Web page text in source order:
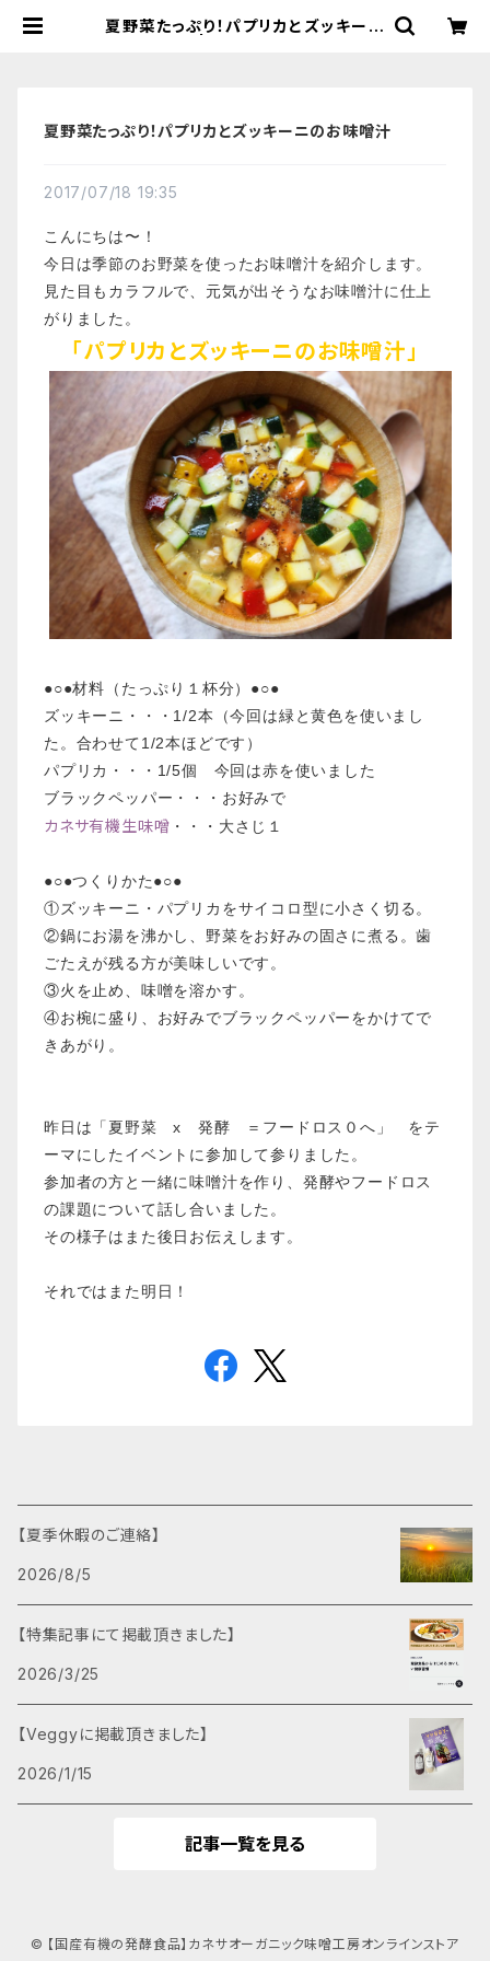
夏野菜たっぷり！パプリカとズッキーニ
夏野菜たっぷり！パプリカとズッキーニのお味噌汁
2017/07/18 19:35
こんにちは〜！
今日は季節のお野菜を使ったお味噌汁を紹介します。
見た目もカラフルで、元気が出そうなお味噌汁に仕上
がりました。
「パプリカとズッキーニのお味噌汁」
●○●材料（たっぷり１杯分）●○●
ズッキーニ・・・1/2本（今回は緑と黄色を使いまし
た。合わせて1/2本ほどです）
パプリカ・・・1/5個 今回は赤を使いました
ブラックペッパー・・・お好みで
カネサ有機生味噌 ・・・大さじ１
●○●つくりかた●○●
①ズッキーニ・パプリカをサイコロ型に小さく切る。
②鍋にお湯を沸かし、野菜をお好みの固さに煮る。歯
ごたえが残る方が美味しいです。
③火を止め、味噌を溶かす。
④お椀に盛り、お好みでブラックペッパーをかけてで
きあがり。
昨日は「夏野菜 x 発酵 ＝フードロス０へ」 をテ
ーマにしたイベントに参加して参りました。
参加者の方と一緒に味噌汁を作り、発酵やフードロス
の課題について話し合いました。
その様子はまた後日お伝えします。
それではまた明日！
【夏季休暇のご連絡】
2026/8/5
【特集記事にて掲載頂きました】
2026/3/25
【Veggyに掲載頂きました】
2026/1/15
記事一覧を見る
© 【国産有機の発酵食品】カネサオーガニック味噌工房オンラインストア